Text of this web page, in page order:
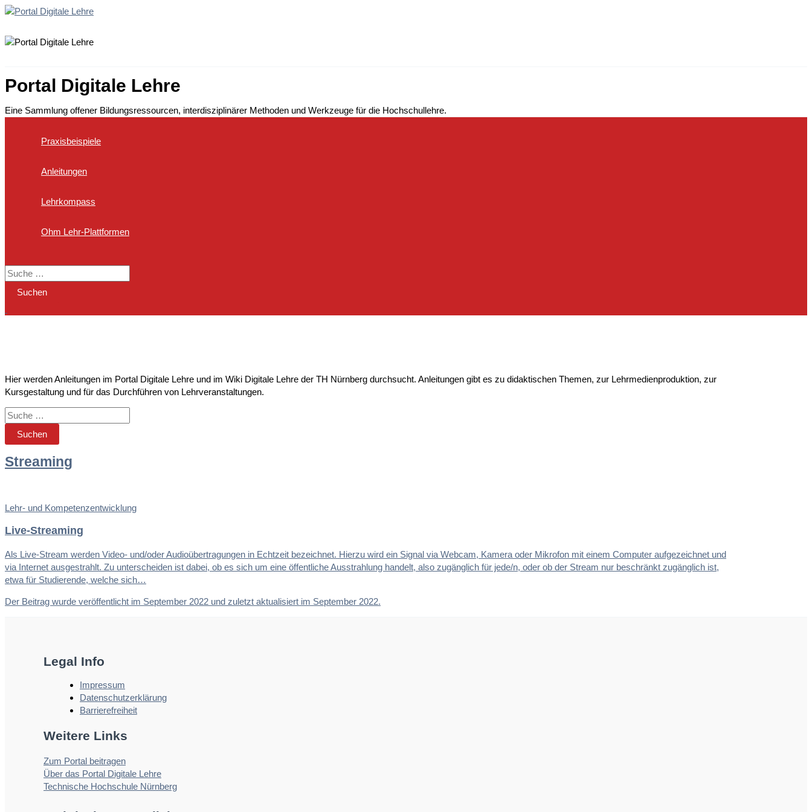
Zum
springen
Portal Digitale Lehre
Eine Sammlung offener Bildungsressourcen, interdisziplinärer Methoden und Werkzeuge für die Hochschullehre.
Praxisbeispiele
Anleitungen
Lehrkompass
Ohm Lehr-Plattformen
Hier werden Anleitungen im Portal Digitale Lehre und im Wiki Digitale Lehre der TH Nürnberg durchsucht. Anleitungen gibt es zu didaktischen Themen, zur Lehrmedienproduktion, zur
Kursgestaltung und für das Durchführen von Lehrveranstaltungen.
Streaming
Lehr- und Kompetenzentwicklung
Live-Streaming
Als Live-Stream werden Video- und/oder Audioübertragungen in Echtzeit bezeichnet. Hierzu wird ein Signal via Webcam, Kamera oder Mikrofon mit einem Computer aufgezeichnet und
via Internet ausgestrahlt. Zu unterscheiden ist dabei, ob es sich um eine öffentliche Ausstrahlung handelt, also zugänglich für jede/n, oder ob der Stream nur beschränkt zugänglich ist,
etwa für Studierende, welche sich…
Der Beitrag wurde veröffentlicht im September 2022 und zuletzt aktualisiert im September 2022.
Legal Info
Impressum
Datenschutzerklärung
Barrierefreiheit
Weitere Links
Zum Portal beitragen
Über das Portal Digitale Lehre
Technische Hochschule Nürnberg